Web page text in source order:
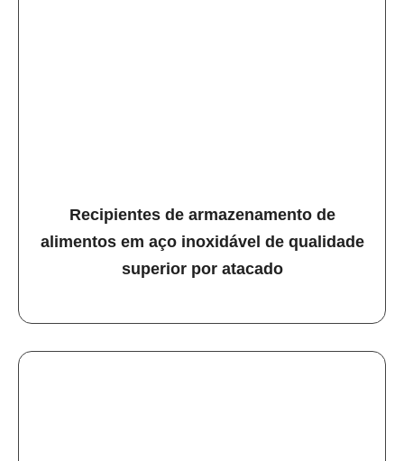
Recipientes de armazenamento de
alimentos em aço inoxidável de qualidade
superior por atacado